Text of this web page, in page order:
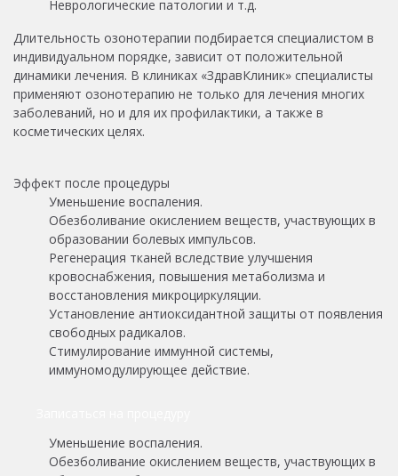
Неврологические патологии и т.д.
Длительность озонотерапии подбирается специалистом в
индивидуальном порядке, зависит от положительной
динамики лечения. В клиниках «ЗдравКлиник» специалисты
применяют озонотерапию не только для лечения многих
заболеваний, но и для их профилактики, а также в
косметических целях.
Эффект после процедуры
Уменьшение воспаления.
Обезболивание окислением веществ, участвующих в
образовании болевых импульсов.
Регенерация тканей вследствие улучшения
кровоснабжения, повышения метаболизма и
восстановления микроциркуляции.
Установление антиоксидантной защиты от появления
свободных радикалов.
Стимулирование иммунной системы,
иммуномодулирующее действие.
Уменьшение воспаления.
Обезболивание окислением веществ, участвующих в